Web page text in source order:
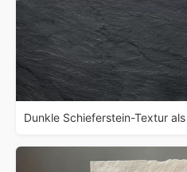
Dunkle Schieferstein-Textur